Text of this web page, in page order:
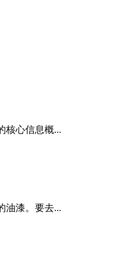
核心信息概...
油漆。要去...